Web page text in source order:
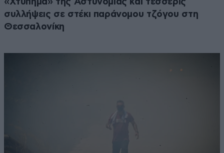
συλλήψεις σε στέκι παράνομου τζόγου στη
Θεσσαλονίκη